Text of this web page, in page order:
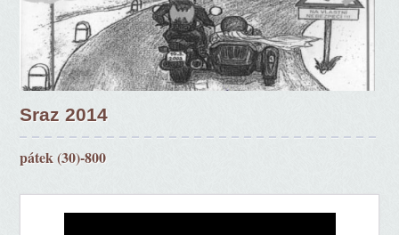
Sraz 2014
pátek (30)-800